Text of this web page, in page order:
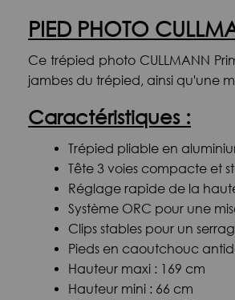
PIED PHOTO
Ce trépied photo CULLMANN
jambes du trépied, ainsi qu'une
Caractéristiques :
Trépied pliable en
Tête 3 voies compacte et
Réglage rapide de la
Système ORC pour une
Clips stables pour un
Pieds en caoutchouc
Hauteur maxi : 169 cm
Hauteur mini : 66 cm